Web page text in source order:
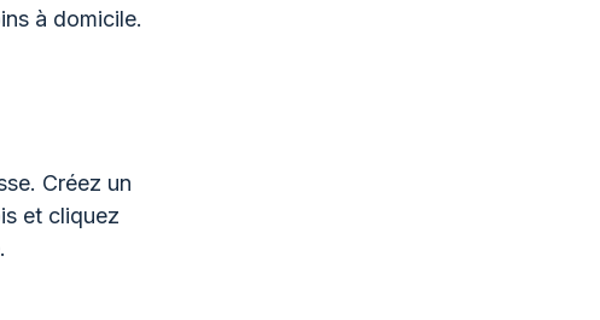
à domicile.
Créez un
et cliquez